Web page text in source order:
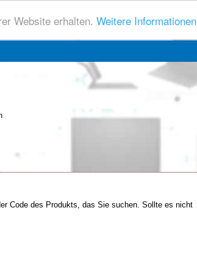
Website erhalten. Weitere Informationen
Code des Produkts, das Sie suchen. Sollte es nicht